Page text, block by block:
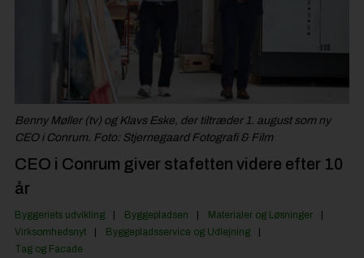
Til Håndværkeren
Partnere
Jobportal
Benny Møller (tv) og Klavs Eske, der tiltræder 1. august som ny
CEO i Conrum. Foto: Stjernegaard Fotografi & Film
CEO i Conrum giver stafetten videre efter 10
år
Byggeriets udvikling Byggepladsen
Materialer og Løsninger
Virksomhedsnyt
Byggepladsservice og Udlejning
Tag og Facade